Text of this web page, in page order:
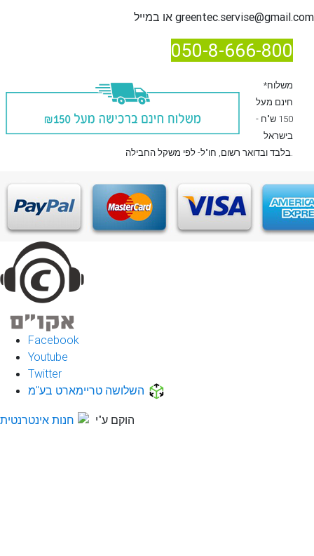
greentec.servise@gmail.com
050-8-666-800
*משלוח
חינם מעל
150 ש"ח -
בישראל
בלבדובדואר רשום , חו"ל- לפי משקל החבילה.
Facebook
Youtube
Twitter
השלושה טריימארט בע"מ
הוקם ע"י חנות אינטרנטית